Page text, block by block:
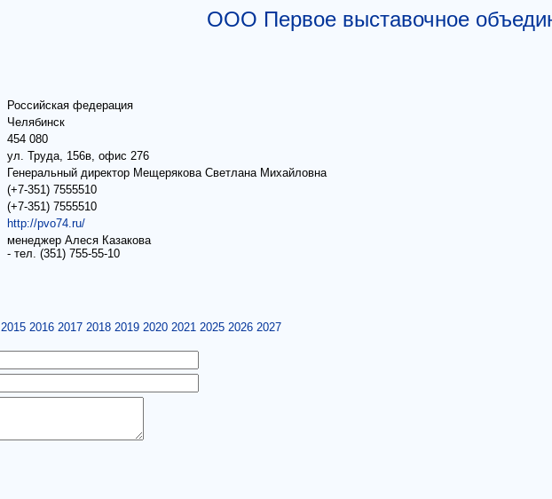
ООО Первое выставочное
Российская федерация
Челябинск
454 080
ул. Труда, 156в, офис 276
Генеральный директор Мещерякова Светлана Михайловна
(+7-351) 7555510
(+7-351) 7555510
http://pvo74.ru/
менеджер Алеся Казакова
- тел. (351) 755-55-10
2015 2016 2017 2018 2019 2020 2021 2025 2026 2027